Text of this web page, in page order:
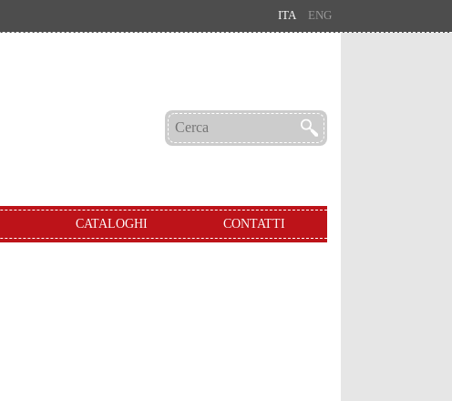
ITA ENG
CATALOGHI CONTATTI